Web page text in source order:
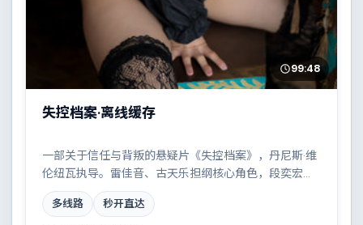
99:48
失控档案·离线缓存
一部关于信任与背叛的悬疑片《失控档案》，丹尼斯·维
伦纽瓦执导。雷佳音、古天乐担纲核心角色，段奕宏、
张子枫等实力加盟，取景与班底多来自法国。小人物在
时代洪流中的抉择令人唏嘘。结尾留白耐人寻味。
多线路 秒开直达